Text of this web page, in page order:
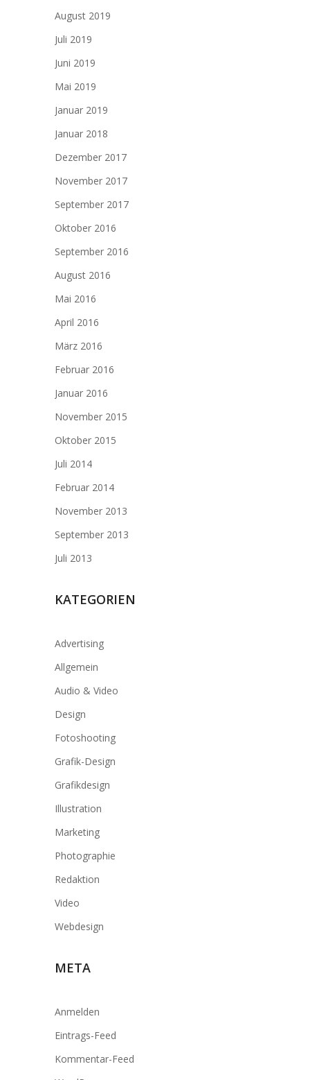
August 2019
Juli 2019
Juni 2019
Mai 2019
Januar 2019
Januar 2018
Dezember 2017
November 2017
September 2017
Oktober 2016
September 2016
August 2016
Mai 2016
April 2016
März 2016
Februar 2016
Januar 2016
November 2015
Oktober 2015
Juli 2014
Februar 2014
November 2013
September 2013
Juli 2013
KATEGORIEN
Advertising
Allgemein
Audio & Video
Design
Fotoshooting
Grafik-Design
Grafikdesign
Illustration
Marketing
Photographie
Redaktion
Video
Webdesign
META
Anmelden
Eintrags-Feed
Kommentar-Feed